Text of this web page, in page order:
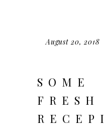
August 20, 2018
SOME
FRESH
RECEPI